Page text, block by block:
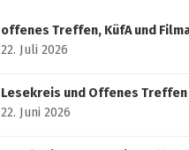
offenes Treffen, KüfA und
22. Juli 2026
Lesekreis und Offenes Treffen
22. Juni 2026